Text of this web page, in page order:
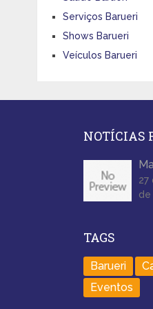
Serviços Barueri
Shows Barueri
Veículos Barueri
NOTÍCIAS
27
de
TAGS
Barueri
Eventos